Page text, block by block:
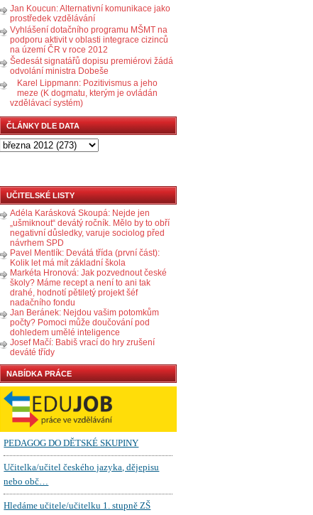
Jan Koucun: Alternativní komunikace jako
prostředek vzdělávání
Vyhlášení dotačního programu MŠMT na
podporu aktivit v oblasti integrace cizinců
na území ČR v roce 2012
Šedesát signatářů dopisu premiérovi žádá
odvolání ministra Dobeše
Karel Lippmann: Pozitivismus a jeho
meze (K dogmatu, kterým je ovládán
vzdělávací systém)
ČLÁNKY DLE DATA
UČITELSKÉ LISTY
Adéla Karásková Skoupá: Nejde jen
„ušmiknout“ devátý ročník. Mělo by to obří
negativní důsledky, varuje sociolog před
návrhem SPD
Pavel Mentlík: Devátá třída (první část):
Kolik let má mít základní škola
Markéta Hronová: Jak pozvednout české
školy? Máme recept a není to ani tak
drahé, hodnotí pětiletý projekt šéf
nadačního fondu
Jan Beránek: Nejdou vašim potomkům
počty? Pomoci může doučování pod
dohledem umělé inteligence
Josef Mačí: Babiš vrací do hry zrušení
deváté třídy
NABÍDKA PRÁCE